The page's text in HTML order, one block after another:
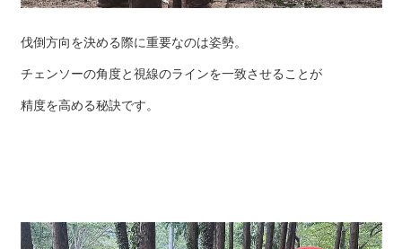
伐倒方向を決める際に重要なのは姿勢。
チェンソーの角度と視線のラインを一致させることが
精度を高める秘訣です。